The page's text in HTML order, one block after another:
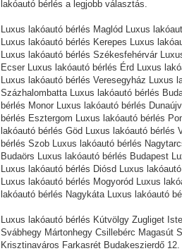
lakóautó bérlés a legjobb választás.
Luxus lakóautó bérlés Maglód Luxus
Luxus lakóautó bérlés Kerepes Luxus
Luxus lakóautó bérlés Székesfehérvár
Ecser Luxus lakóautó bérlés Érd Luxus
Luxus lakóautó bérlés Veresegyház Luxus
Százhalombatta Luxus lakóautó bérlés
bérlés Monor Luxus lakóautó bérlés
bérlés Esztergom Luxus lakóautó bérlés
lakóautó bérlés Göd Luxus lakóautó
bérlés Szob Luxus lakóautó bérlés
Budaörs Luxus lakóautó bérlés Budapest
Luxus lakóautó bérlés Diósd Luxus
Luxus lakóautó bérlés Mogyoród Luxus
lakóautó bérlés Nagykáta Luxus lakóautó
Luxus lakóautó bérlés Kútvölgy Zugliget
Svábhegy Mártonhegy Csillebérc Magasút
Krisztinaváros Farkasrét Budakeszierdő